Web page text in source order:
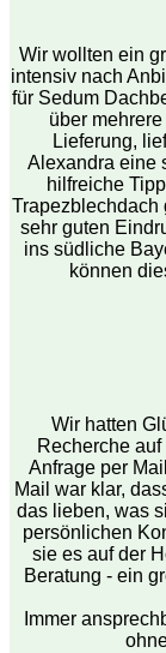
Wir wollten ein
intensiv nach
für Sedum
über
Lieferung,
Alexandra eine
hilfreiche
Trapezblechdach
sehr guten
ins südliche
können
Wir hatten
Recherche
Anfrage per
Mail war klar,
das lieben, was
persönlichen
sie es auf der
Beratung - ein
Immer